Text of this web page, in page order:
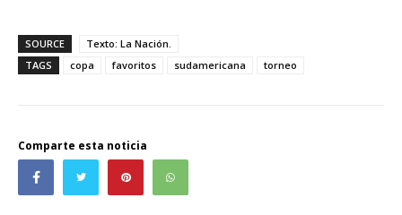
SOURCE
Texto: La Nación.
TAGS
copa favoritos sudamericana torneo
Comparte esta noticia